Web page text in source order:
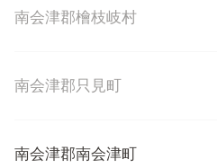
南会津郡檜枝岐村
南会津郡只見町
南会津郡南会津町